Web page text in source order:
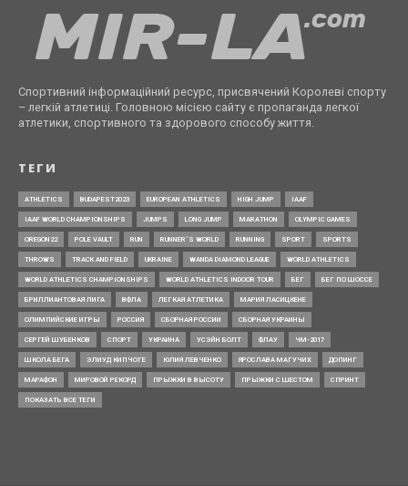
Спортивний інформаційний ресурс, присвячений Королеві спорту
– легкій атлетиці. Головною місією сайту є пропаганда легкої
атлетики, спортивного та здорового способу життя.
ТЕГИ
ATHLETICS BUDAPEST2023 EUROPEAN ATHLETICS HIGH JUMP IAAF
IAAF WORLD CHAMPIONSHIPS JUMPS LONG JUMP MARATHON OLYMPIC GAMES
OREGON22 POLE VAULT RUN RUNNER’S WORLD RUNNING SPORT SPORTS
THROWS TRACK AND FIELD UKRAINE WANDA DIAMOND LEAGUE WORLD ATHLETICS
WORLD ATHLETICS CHAMPIONSHIPS WORLD ATHLETICS INDOOR TOUR БЕГ БЕГ ПО ШОССЕ
БРИЛЛИАНТОВАЯ ЛИГА ВФЛА ЛЕГКАЯ АТЛЕТИКА МАРИЯ ЛАСИЦКЕНЕ
ОЛИМПИЙСКИЕ ИГРЫ РОССИЯ СБОРНАЯ РОССИИ СБОРНАЯ УКРАИНЫ
СЕРГЕЙ ШУБЕНКОВ СПОРТ УКРАИНА УСЭЙН БОЛТ ФЛАУ ЧМ-2017
ШКОЛА БЕГА ЭЛИУД КИПЧОГЕ ЮЛИЯ ЛЕВЧЕНКО ЯРОСЛАВА МАГУЧИХ ДОПИНГ
МАРАФОН МИРОВОЙ РЕКОРД ПРЫЖКИ В ВЫСОТУ ПРЫЖКИ С ШЕСТОМ СПРИНТ
ПОКАЗАТЬ ВСЕ ТЕГИ